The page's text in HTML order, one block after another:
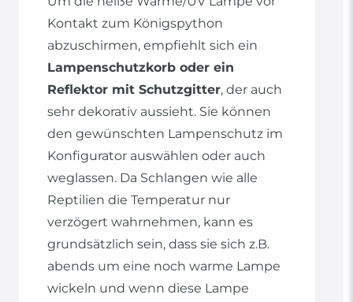
Kontakt zum Königspython
abzuschirmen, empfiehlt sich ein
Lampenschutzkorb oder ein
Reflektor mit Schutzgitter, der auch
sehr dekorativ aussieht. Sie können
den gewünschten Lampenschutz im
Konfigurator auswählen oder auch
weglassen. Da Schlangen wie alle
Reptilien die Temperatur nur
verzögert wahrnehmen, kann es
grundsätzlich sein, dass sie sich z.B.
abends um eine noch warme Lampe
wickeln und wenn diese Lampe